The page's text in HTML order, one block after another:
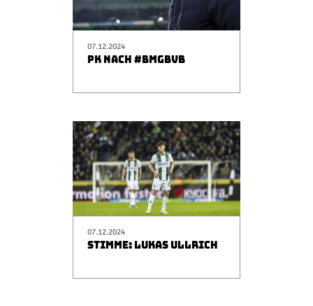
07.12.2024
PK NACH #BMGBVB
07.12.2024
STIMME: LUKAS ULLRICH